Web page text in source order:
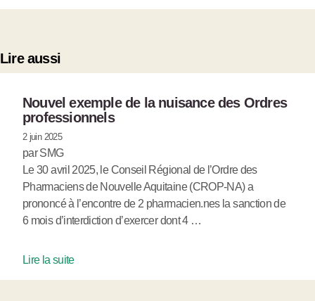
Lire aussi
Nouvel exemple de la nuisance des Ordres
professionnels
2 juin 2025
par SMG
Le 30 avril 2025, le Conseil Régional de l’Ordre des
Pharmaciens de Nouvelle Aquitaine (CROP-NA) a
prononcé à l’encontre de 2 pharmacien.nes la sanction de
6 mois d’interdiction d’exercer dont 4 …
Lire la suite